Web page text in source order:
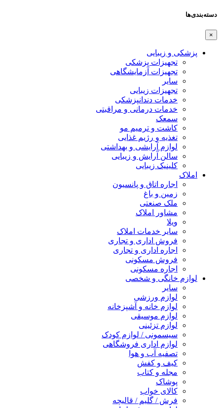
دسته‌بندی‌ها
×
پزشکی و زیبایی
تجهیزات پزشکی
تجهیزات آزمایشگاهی
سایر
تجهیزات زیبایی
خدمات دندانپزشکی
خدمات درمانی و مراقبتی
سمعک
کاشت و ترمیم مو
تغذیه و رژیم غذایی
لوازم آرایشی و بهداشتی
سالن آرایش و زیبایی
کلینیک زیبایی
املاک
اجاره اتاق و پانسیون
زمین و باغ
ملک صنعتی
مشاور املاک
ویلا
سایر خدمات املاک
فروش اداری و تجاری
اجاره اداری و تجاری
فروش مسکونی
اجاره مسکونی
لوازم خانگی و شخصی
سایر
لوازم ورزشی
لوازم خانه و آشپزخانه
لوازم موسیقی
لوازم تزئینی
سیسمونی / لوازم کودک
لوازم اداری فروشگاهی
تصفیه آب و هوا
کیف و کفش
مجله و کتاب
پوشاک
کالای خواب
فرش / گلیم / قالیچه